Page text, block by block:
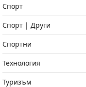
Спорт
Спорт | Други
Спортни
Технология
Туризъм